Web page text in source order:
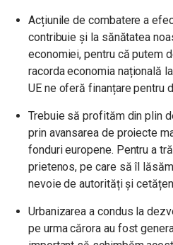
Acțiunile de combatere a
contribuie și la sănătatea
economiei, pentru că putem
racorda economia națională
UE ne oferă finanțare pentru
Trebuie să profităm din plin
prin avansarea de proiecte
fonduri europene. Pentru a
prietenos, pe care să îl
nevoie de autorități și
Urbanizarea a condus la
pe urma cărora au fost